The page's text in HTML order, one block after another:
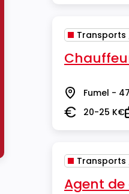
/ Logistique
Transports
Lieu Fumel -
Salaire20-25 K€
Transports
Agent de